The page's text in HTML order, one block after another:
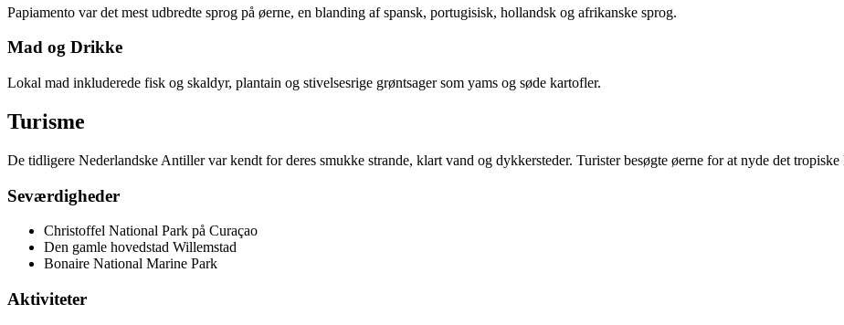
Papiamento var det mest udbredte sprog på øerne, en blanding af spansk, portugisisk, hollandsk og afrikanske sprog.
Mad og Drikke
Lokal mad inkluderede fisk og skaldyr, plantain og stivelsesrige grøntsager som yams og søde kartofler.
Turisme
De tidligere Nederlandske Antiller var kendt for deres smukke strande, klart vand og dykkersteder. Turister besøgte øerne for at nyde det
Seværdigheder
Christoffel National Park på Curaçao
Den gamle hovedstad Willemstad
Bonaire National Marine Park
Aktiviteter